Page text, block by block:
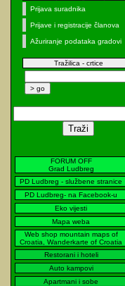
Prijava suradnika
Prijave i registracije članova
Ažuriranje podataka gradovi
Tražilica - crtice
FORUM OFF
Grad Ludbreg
PD Ludbreg - službene stranice
PD Ludbreg- na Facebook-u
Eko vijesti
Mapa weba
Web shop mountain maps of
Croatia, Wanderkarte of Croatia
Restorani i hoteli
Auto kampovi
Apartmani i sobe